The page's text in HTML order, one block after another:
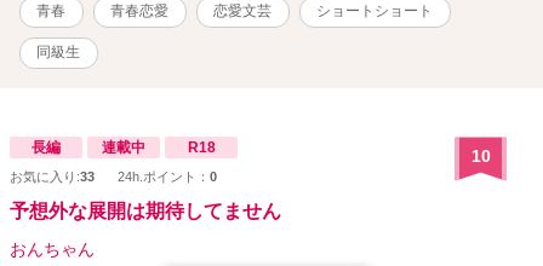
青春 青春恋愛 恋愛文芸 ショートショート
同級生
長編 連載中 R18
お気に入り:33 24h.ポイント： 0
10
予想外な展開は期待してません
おんちゃん